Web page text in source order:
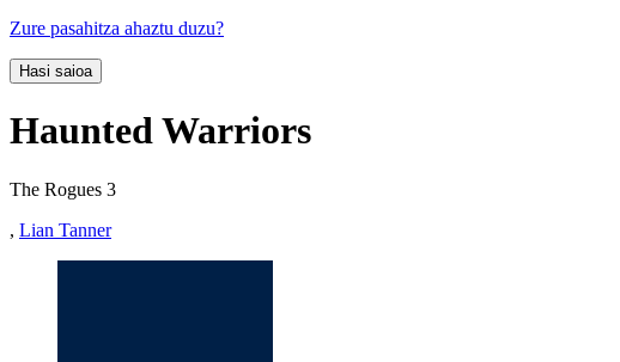
Zure pasahitza ahaztu duzu?
Hasi saioa
Haunted Warriors
The Rogues 3
, Lian Tanner